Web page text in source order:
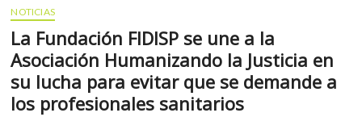
NOTICIAS
La Fundación FIDISP se une a la
Asociación Humanizando la Justicia en
su lucha para evitar que se demande a
los profesionales sanitarios